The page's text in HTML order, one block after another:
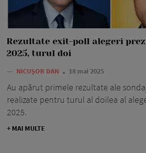
Rezultate exit-poll alegeri
2025, turul doi
— NICUȘOR DAN 18 mai 2025
Au apărut primele rezultate ale
realizate pentru turul al doilea al
2025.
+ MAI MULTE